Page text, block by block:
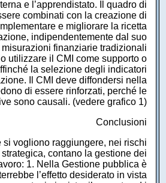
e l’apprendistato. Il quadro di
combinati con la creazione di
e migliorare la ricetta
indipendentemente dal suo
finanziarie tradizionali
utilizzare il CMI come supporto o
la selezione degli indicatori
Il CMI deve diffondersi nella
di essere rinforzati, perché le
sono causali. (vedere grafico 1)
Conclusioni
vogliono raggiungere, nei rischi
contano la gestione dei
1. Nella Gestione pubblica è
l’effetto desiderato in vista